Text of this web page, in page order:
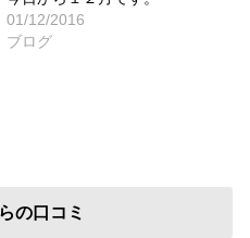
01/12/2016
ブログ
の口コミ